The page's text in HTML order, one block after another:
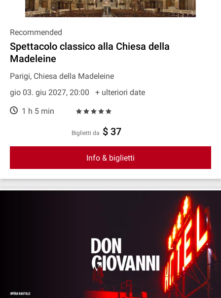
Recommended
Spettacolo classico alla Chiesa della
Madeleine
Parigi, Chiesa della Madeleine
gio 03. giu 2027, 20:00
+ ulteriori date
1 h 5 min
Biglietti da $ 37
Info & biglietti